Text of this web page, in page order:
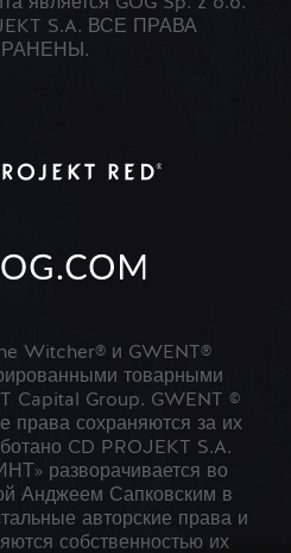
является GOG Sp. z o.o.
S.A. ВСЕ ПРАВА
Witcher® и GWENT®
товарными
Capital Group. GWENT ©
права сохраняются за их
CD PROJEKT S.A.
разворачивается во
Анджеем Сапковским в
авторские права и
собственностью их